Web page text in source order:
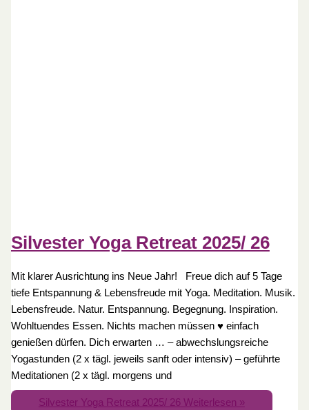
Silvester Yoga Retreat 2025/ 26
Mit klarer Ausrichtung ins Neue Jahr! Freue dich auf 5 Tage
tiefe Entspannung & Lebensfreude mit Yoga. Meditation. Musik.
Lebensfreude. Natur. Entspannung. Begegnung. Inspiration.
Wohltuendes Essen. Nichts machen müssen ♥ einfach
genießen dürfen. Dich erwarten … – abwechslungsreiche
Yogastunden (2 x tägl. jeweils sanft oder intensiv) – geführte
Meditationen (2 x tägl. morgens und
Silvester Yoga Retreat 2025/ 26Weiterlesen »